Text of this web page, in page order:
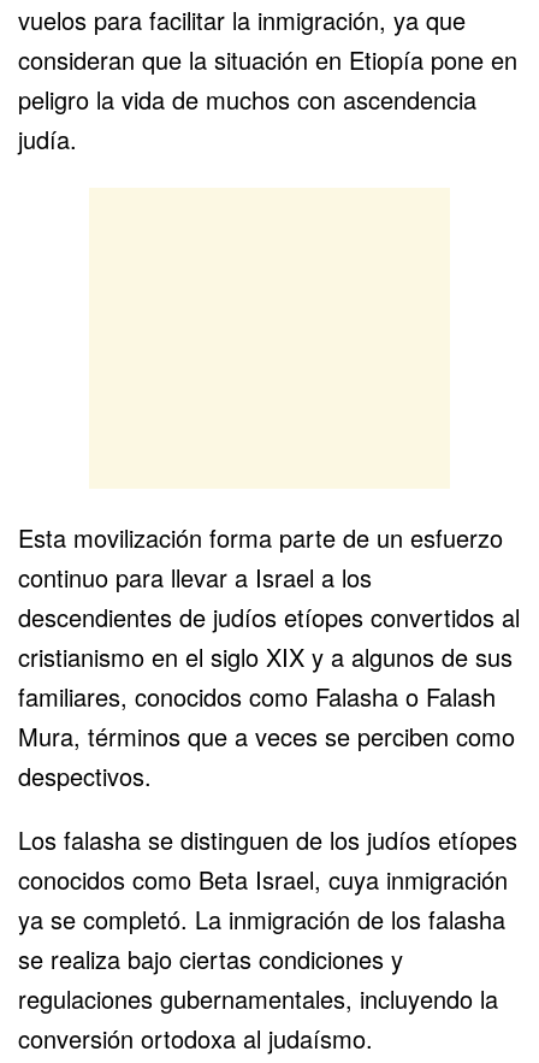
vuelos para facilitar la inmigración, ya que
consideran que la situación en Etiopía pone en
peligro la vida de muchos con ascendencia
judía.
Esta movilización forma parte de un esfuerzo
continuo para llevar a Israel a los
descendientes de judíos etíopes convertidos al
cristianismo en el siglo XIX y a algunos de sus
familiares, conocidos como Falasha o Falash
Mura, términos que a veces se perciben como
despectivos.
Los falasha se distinguen de los judíos etíopes
conocidos como Beta Israel, cuya inmigración
ya se completó. La inmigración de los falasha
se realiza bajo ciertas condiciones y
regulaciones gubernamentales, incluyendo la
conversión ortodoxa al judaísmo.